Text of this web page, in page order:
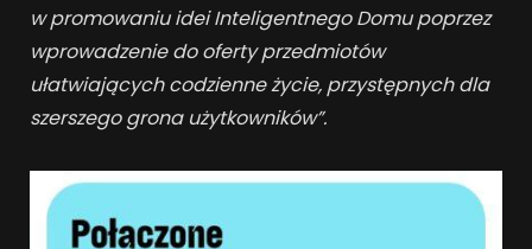
w promowaniu idei Inteligentnego Domu poprzez
wprowadzenie do oferty przedmiotów
ułatwiających codzienne życie, przystępnych dla
szerszego grona użytkowników”.